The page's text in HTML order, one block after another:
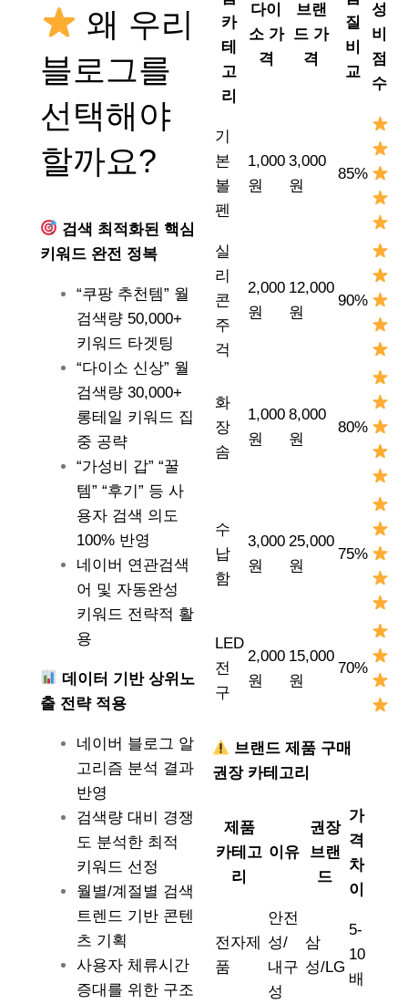
왜 우리
블로그를
선택해야
할까요?
검색 최적화된 핵심
키워드 완전 정복
“쿠팡 추천템” 월
검색량 50,000+
키워드 타겟팅
“다이소 신상” 월
검색량 30,000+
롱테일 키워드 집
중 공략
“가성비 갑” “꿀
템” “후기” 등 사
용자 검색 의도
100% 반영
네이버 연관검색
어 및 자동완성
키워드 전략적 활
용
데이터 기반 상위노
출 전략 적용
네이버 블로그 알
고리즘 분석 결과
반영
검색량 대비 경쟁
도 분석한 최적
키워드 선정
월별/계절별 검색
트렌드 기반 콘텐
츠 기획
사용자 체류시간
증대를 위한 구조
카
테
고
리
다이
소 가
격
브랜
드 가
격
질
비
교
성
비
점
수
기
본
볼
펜
1,000
원
3,000
원
85%
실
리
콘
주
걱
2,000
원
12,000
원
90%
화
장
솜
1,000
원
8,000
원
80%
수
납
함
3,000
원
25,000
원
75%
LED
전
구
2,000
원
15,000
원
70%
브랜드 제품 구매
권장 카테고리
제품
카테고
리
이유
권장
브랜
드
가
격
차
이
전자제
품
안전
성/
내구
성
삼
성/LG
5-
10
배